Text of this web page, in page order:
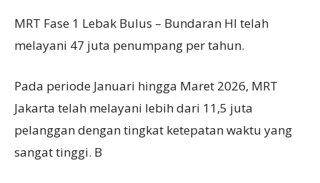
MRT Fase 1 Lebak Bulus – Bundaran HI telah
melayani 47 juta penumpang per tahun.
Pada periode Januari hingga Maret 2026, MRT
Jakarta telah melayani lebih dari 11,5 juta
pelanggan dengan tingkat ketepatan waktu yang
sangat tinggi. B